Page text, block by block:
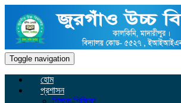
Toggle navigation
হোম
প্রশাসন
শিক্ষক-শিক্ষিকা